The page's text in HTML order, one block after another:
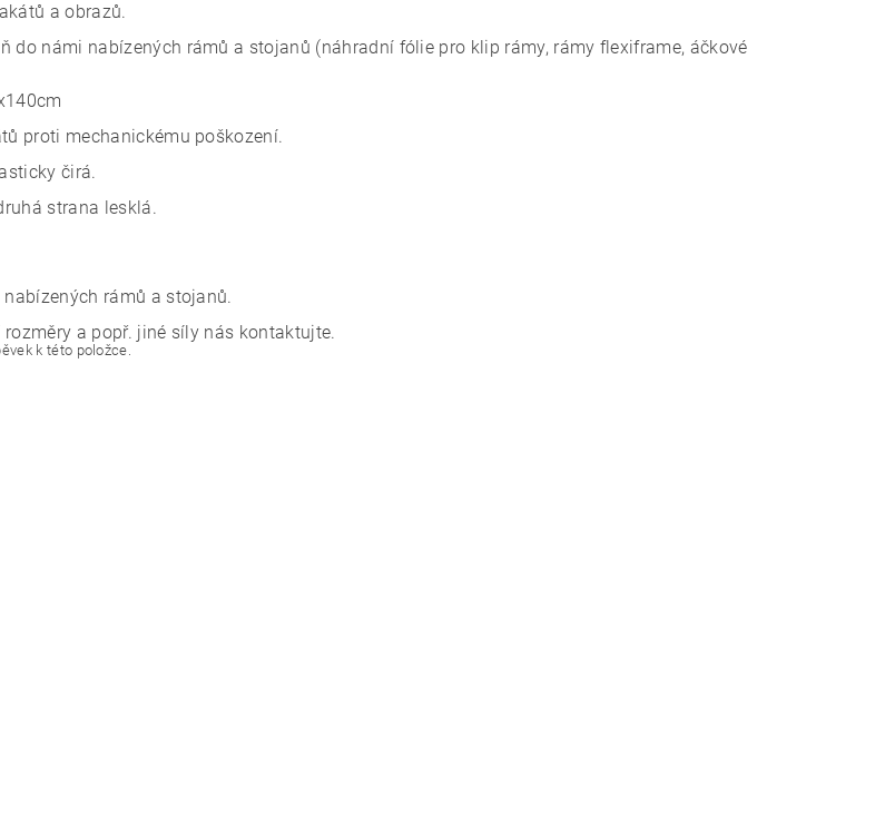
a obrazů.
do námi nabízených rámů a stojanů (náhradní fólie pro klip rámy, rámy flexiframe, áčkové
proti mechanickému poškození.
čirá.
strana lesklá.
rámů a stojanů.
a popř. jiné síly nás kontaktujte.
k této položce.